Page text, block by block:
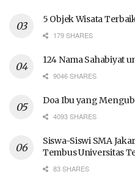
5 Objek Wisata
179 SHARES
124 Nama Sahabiyat
9046 SHARES
Doa Ibu yang
4093 SHARES
Siswa-Siswi SMA
Tembus Universitas
83 SHARES